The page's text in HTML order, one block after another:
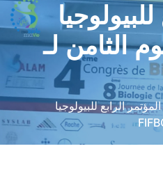
الثامن لـ
المؤتمر الرابع للبيولوجيا